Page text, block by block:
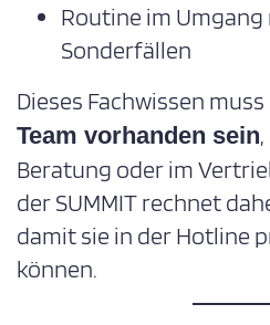
Routine im
Sonderfällen
Dieses Fachwissen muss
Team vorhanden sein
Beratung oder im
der SUMMIT rechnet
damit sie in der Hotline
können.